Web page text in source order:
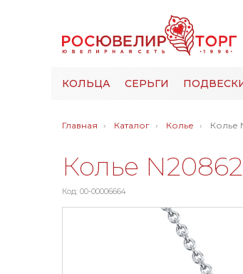
КОЛЬЦА СЕРЬГИ
Главная Каталог Колье Колье
Колье
Код: 00-00006664